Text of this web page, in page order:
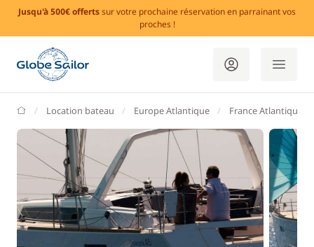
Jusqu'à 500€ offertssur votre prochaine réservation en parrainant vos
proches !
GlobeSailor
Location bateau Europe Atlantique France Atlantique